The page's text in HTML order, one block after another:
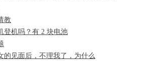
教
登机吗？有 2 块电池
的见面后，不理我了，为什么